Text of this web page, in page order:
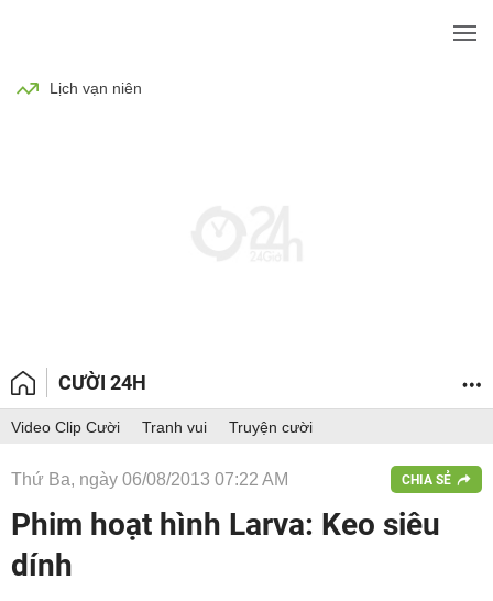
Lịch vạn niên
CƯỜI 24H
Video Clip Cười Tranh vui Truyện cười
Thứ Ba, ngày 06/08/2013 07:22 AM CHIA SẺ
Phim hoạt hình Larva: Keo siêu
dính